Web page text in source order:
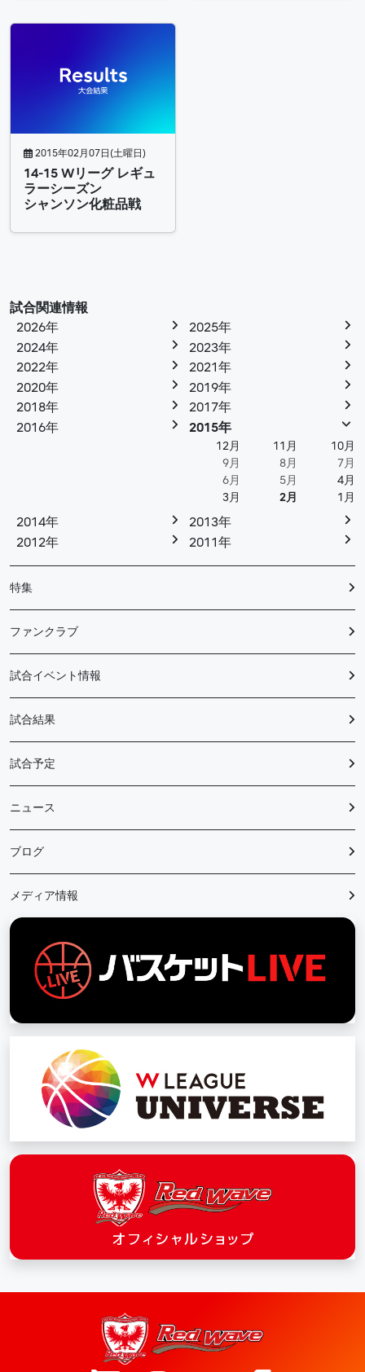
2015年02月07日(土曜日)
14-15 Wリーグ レギュ
ラーシーズン
シャンソン化粧品戦
試合関連情報
2026年
2025年
2024年
2023年
2022年
2021年
2020年
2019年
2018年
2017年
2016年
2015年
12月 11月
10月
9月
8月
7月
6月
5月
4月
3月
2月 1月
2014年
2013年
2012年
2011年
特集
ファンクラブ
試合イベント情報
試合結果
試合予定
ニュース
ブログ
メディア情報